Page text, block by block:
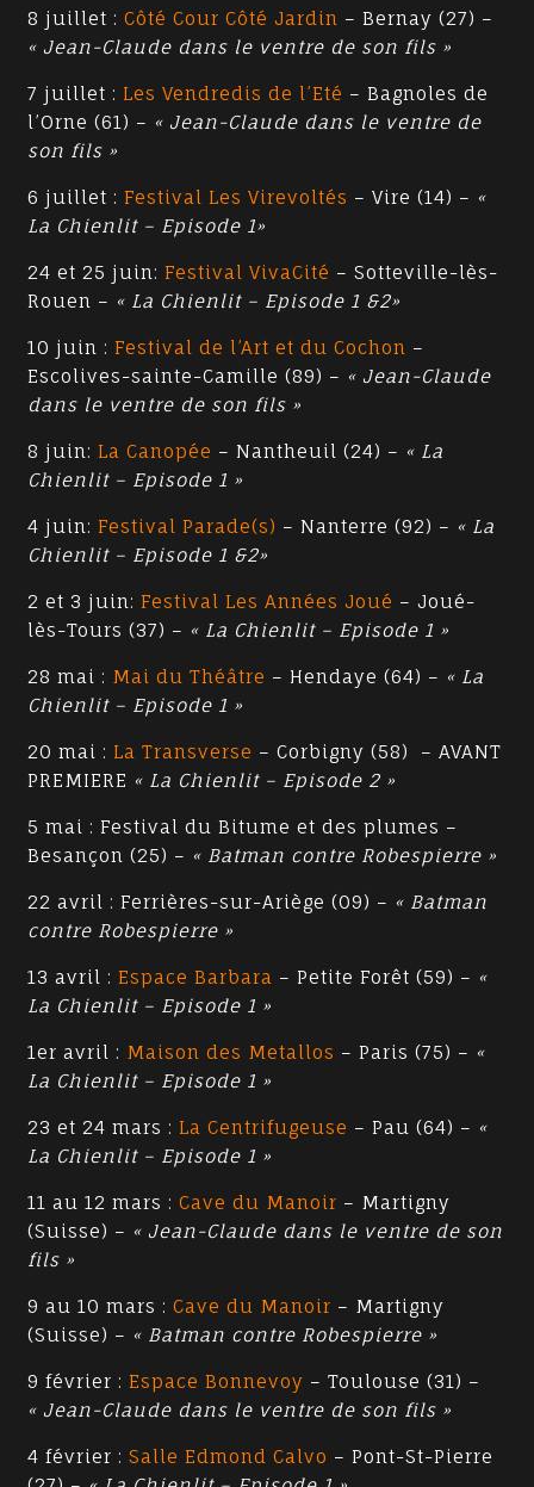
8 juillet :Côté Cour Côté Jardin – Bernay (27) –
« Jean-Claude dans le ventre de son fils »
7 juillet : Les Vendredis de l’Eté – Bagnoles de
l’Orne (61) – « Jean-Claude dans le ventre de
son fils »
6 juillet : Festival Les Virevoltés – Vire (14) – «
La Chienlit – Episode 1»
24 et 25 juin: Festival VivaCité – Sotteville-lès-
Rouen – « La Chienlit – Episode 1 &2»
10 juin : Festival de l’Art et du Cochon –
Escolives-sainte-Camille (89) – « Jean-Claude
dans le ventre de son fils »
8 juin: La Canopée – Nantheuil (24) – « La
Chienlit – Episode 1 »
4 juin: Festival Parade(s) – Nanterre (92) – « La
Chienlit – Episode 1 &2»
2 et 3 juin: Festival Les Années Joué – Joué-
lès-Tours (37) – « La Chienlit – Episode 1 »
28 mai : Mai du Théâtre – Hendaye (64) – « La
Chienlit – Episode 1 »
20 mai : La Transverse – Corbigny (58) – AVANT
PREMIERE « La Chienlit – Episode 2 »
5 mai : Festival du Bitume et des plumes –
Besançon (25) – « Batman contre Robespierre »
22 avril : Ferrières-sur-Ariège (09) – « Batman
contre Robespierre »
13 avril : Espace Barbara – Petite Forêt (59) – «
La Chienlit – Episode 1 »
1er avril : Maison des Metallos – Paris (75) – «
La Chienlit – Episode 1 »
23 et 24 mars : La Centrifugeuse – Pau (64) – «
La Chienlit – Episode 1 »
11 au 12 mars :Cave du Manoir – Martigny
(Suisse) – « Jean-Claude dans le ventre de son
fils »
9 au 10 mars :Cave du Manoir – Martigny
(Suisse) – « Batman contre Robespierre »
9 février : Espace Bonnevoy – Toulouse (31) –
« Jean-Claude dans le ventre de son fils »
4 février :Salle Edmond Calvo – Pont-St-Pierre